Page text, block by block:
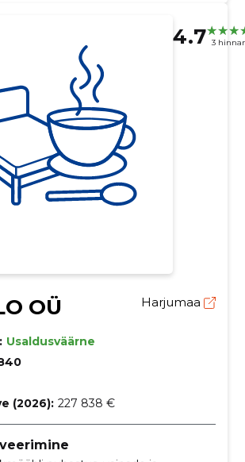
4.7 3
OÜ Harjumaa
Usaldusväärne
(2026): 227 838 €